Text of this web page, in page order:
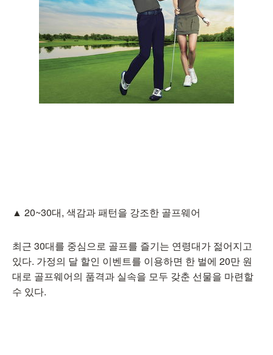
▲ 20~30대, 색감과 패턴을 강조한 골프웨어
최근 30대를 중심으로 골프를 즐기는 연령대가 젊어지고
있다. 가정의 달 할인 이벤트를 이용하면 한 벌에 20만 원
대로 골프웨어의 품격과 실속을 모두 갖춘 선물을 마련할
수 있다.